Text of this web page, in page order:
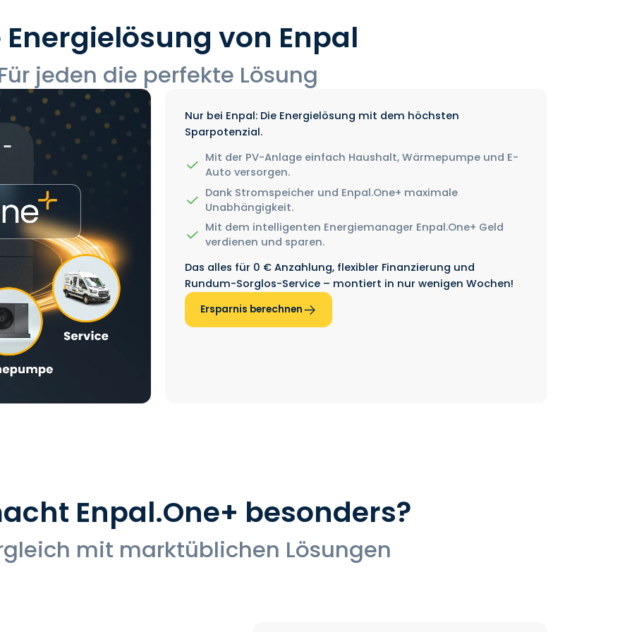
Energielösung von Enpal
jeden die perfekte Lösung
Nur bei Enpal: Die Energielösung mit dem höchsten
Sparpotenzial.
Mit der PV-Anlage einfach Haushalt, Wärmepumpe und E-
Auto versorgen.
Dank Stromspeicher und Enpal.One+ maximale
Unabhängigkeit.
Mit dem intelligenten Energiemanager Enpal.One+ Geld
verdienen und sparen.
Das alles für 0 € Anzahlung, flexibler Finanzierung und
Rundum-Sorglos-Service – montiert in nur wenigen Wochen!
Ersparnis berechnen
Enpal.One+ besonders?
mit marktüblichen Lösungen